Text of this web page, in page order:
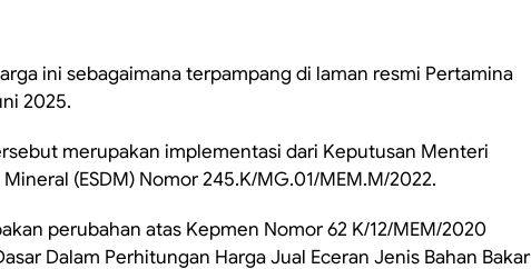
ini sebagaimana terpampang di laman resmi Pertamina
2025.
merupakan implementasi dari Keputusan Menteri
(ESDM) Nomor 245.K/MG.01/MEM.M/2022.
perubahan atas Kepmen Nomor 62 K/12/MEM/2020
Dalam Perhitungan Harga Jual Eceran Jenis Bahan Bakar